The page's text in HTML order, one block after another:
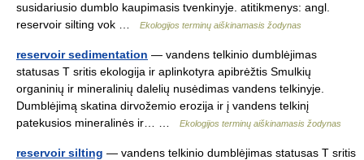
susidariusio dumblo kaupimasis tvenkinyje. atitikmenys: angl.
reservoir silting vok …
Ekologijos terminų aiškinamasis žodynas
reservoir sedimentation — vandens telkinio dumblėjimas
statusas T sritis ekologija ir aplinkotyra apibrėžtis Smulkių
organinių ir mineralinių dalelių nusėdimas vandens telkinyje.
Dumblėjimą skatina dirvožemio erozija ir į vandens telkinį
patekusios mineralinės ir… …
Ekologijos terminų aiškinamasis žodynas
reservoir silting — vandens telkinio dumblėjimas statusas T sritis